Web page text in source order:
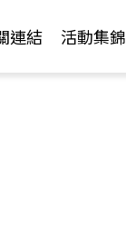
連結 活動集錦